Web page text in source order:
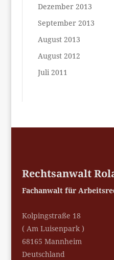
Dezember 2013
September 2013
August 2013
August 2012
Juli 2011
Rechtsanwalt
Fachanwalt für
Kolpingstraße 18
( Am Luisenpark )
68165 Mannheim
Deutschland